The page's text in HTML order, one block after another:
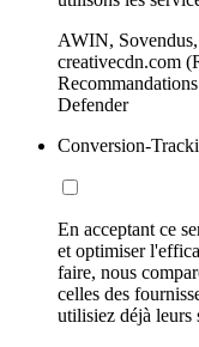
AWIN,
creativecdn.com
Defender
Conversion-
En acceptant ce
et optimiser
faire, nous
celles des
utilisiez déjà leurs